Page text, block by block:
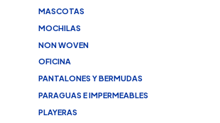
MASCOTAS
MOCHILAS
NON WOVEN
OFICINA
PANTALONES Y BERMUDAS
PARAGUAS E IMPERMEABLES
PLAYERAS